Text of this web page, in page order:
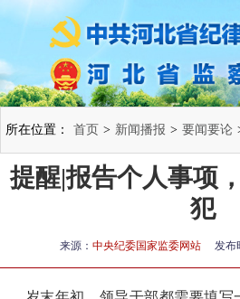
所在位置： 首页 > 新闻播报 > 要闻要论
提醒|报告个人事项
犯
来源： 中央纪委国家监委网站 发布